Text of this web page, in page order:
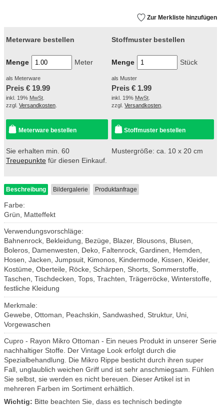
Zur Merkliste hinzufügen
Meterware bestellen
Menge Meter
als Meterware
Preis € 19.99
inkl. 19% MwSt
zzgl. Versandkosten
Meterware bestellen
Sie erhalten min. 60
Treuepunkte für diesen Einkauf.
Stoffmuster bestellen
Menge Stück
als Muster
Preis € 1.99
inkl. 19% MwSt
zzgl.Versandkosten
Stoffmuster bestellen
Mustergröße: ca. 10 x 20 cm
Beschreibung Bildergalerie Produktanfrage
Farbe:
Grün, Matteffekt
Verwendungsvorschläge:
Bahnenrock, Bekleidung, Bezüge, Blazer, Blousons, Blusen,
Boleros, Damenwesten, Deko, Faltenrock, Gardinen, Hemden,
Hosen, Jacken, Jumpsuit, Kimonos, Kindermode, Kissen, Kleider,
Kostüme, Oberteile, Röcke, Schärpen, Shorts, Sommerstoffe,
Taschen, Tischdecken, Tops, Trachten, Trägerröcke, Winterstoffe,
festliche Kleidung
Merkmale:
Gewebe, Ottoman, Peachskin, Sandwashed, Struktur, Uni,
Vorgewaschen
Cupro - Rayon Mikro Ottoman - Ein neues Produkt in unserer Serie
nachhaltiger Stoffe. Der Vintage Look erfolgt durch die
Spezialbehandlung. Die Mikro Rippe besticht durch ihren super
Fall, unglaublich weichen Griff und ist sehr anschmiegsam. Fühlen
Sie selbst, sie werden es nicht bereuen. Dieser Artikel ist in
mehreren Farben im Sortiment erhältlich.
Wichtig: Bitte beachten Sie, dass es technisch bedingte